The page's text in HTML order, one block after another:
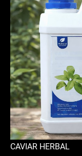
CAVIAR HERBAL